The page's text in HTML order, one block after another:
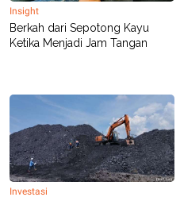
Insight
Berkah dari Sepotong Kayu
Ketika Menjadi Jam Tangan
Investasi